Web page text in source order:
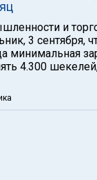
и
3 сентября,
минимальная
4.300